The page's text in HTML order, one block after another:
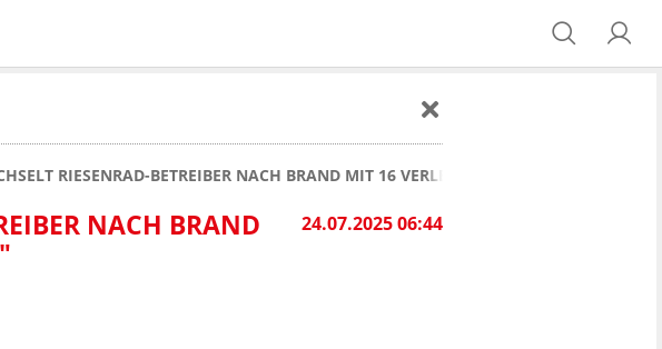
RIESENRAD-BETREIBER NACH BRAND MIT 16 VERLETZTEN - "KEINE
24.07.2025 06:44
NACH BRAND